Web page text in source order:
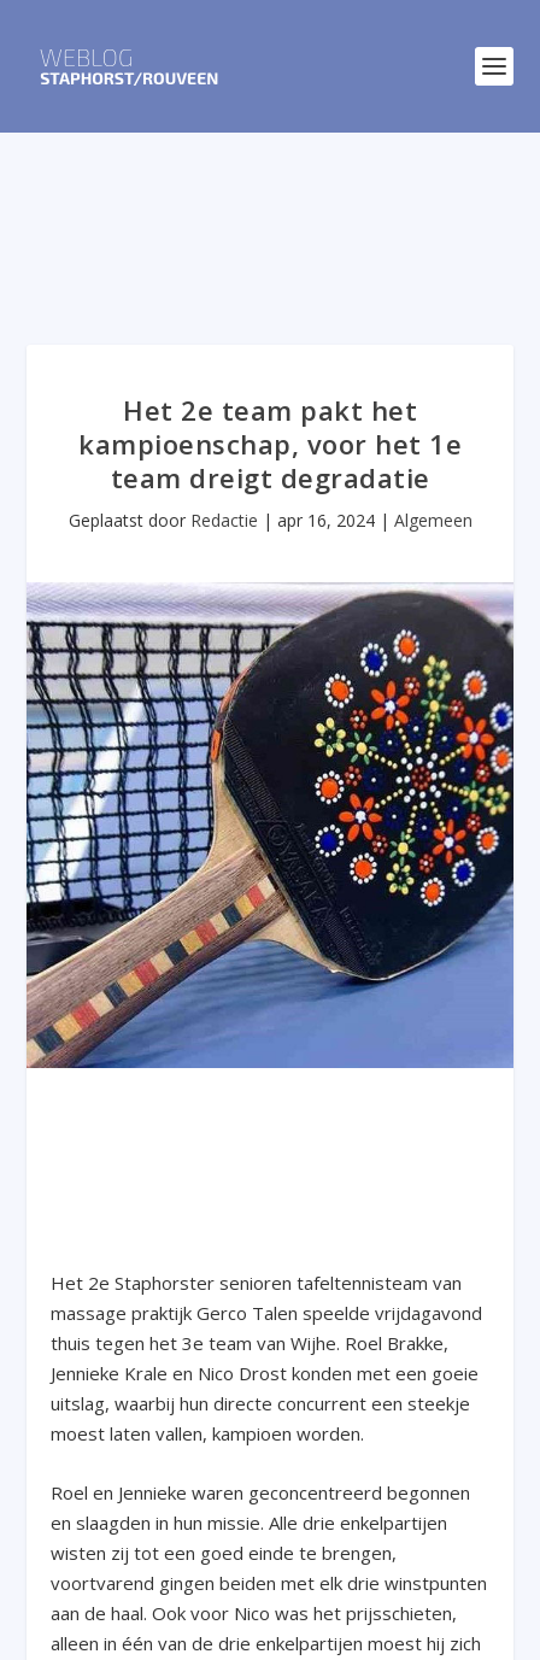
Het 2e team pakt het
kampioenschap, voor het 1e
team dreigt degradatie
Geplaatst door Redactie | apr 16, 2024| Algemeen
Het 2e Staphorster senioren tafeltennisteam van
massage praktijk Gerco Talen speelde vrijdagavond
thuis tegen het 3e team van Wijhe. Roel Brakke,
Jennieke Krale en Nico Drost konden met een goeie
uitslag, waarbij hun directe concurrent een steekje
moest laten vallen, kampioen worden.
Roel en Jennieke waren geconcentreerd begonnen
en slaagden in hun missie. Alle drie enkelpartijen
wisten zij tot een goed einde te brengen,
voortvarend gingen beiden met elk drie winstpunten
aan de haal. Ook voor Nico was het prijsschieten,
alleen in één van de drie enkelpartijen moest hij zich